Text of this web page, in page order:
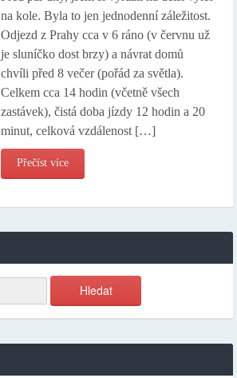
na kole. Byla to jen jednodenní záležitost.
Odjezd z Prahy cca v 6 ráno (v červnu už
je sluníčko dost brzy) a návrat domů
chvíli před 8 večer (pořád za světla).
Celkem cca 14 hodin (včetně všech
zastávek), čistá doba jízdy 12 hodin a 20
minut, celková vzdálenost […]
Přečíst více